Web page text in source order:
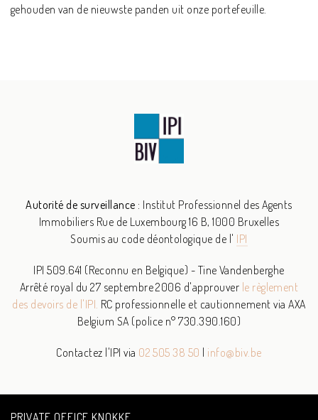
gehouden van de nieuwste panden uit onze portefeuille.
Autorité de surveillance : Institut Professionnel des Agents
Immobiliers Rue de Luxembourg 16 B, 1000 Bruxelles
Soumis au code déontologique de l' IPI
IPI 509.641 (Reconnu en Belgique) - Tine Vandenberghe
Arrêté royal du 27 septembre 2006 d'approuver le règlement
des devoirs de l'IPI. RC professionnelle et cautionnement via AXA
Belgium SA (police n° 730.390.160)
Contactez l'IPI via 02 505 38 50 | info@biv.be
PRIVATE OFFICE KNOKKE